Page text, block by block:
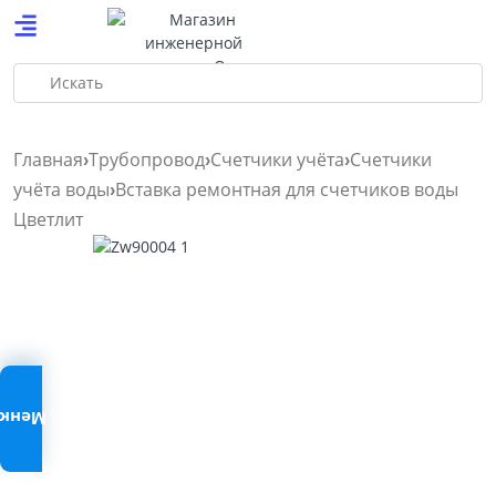
Искать
Главная Трубопровод Счетчики учёта Счетчики
учёта воды Вставка ремонтная для счетчиков воды
Цветлит